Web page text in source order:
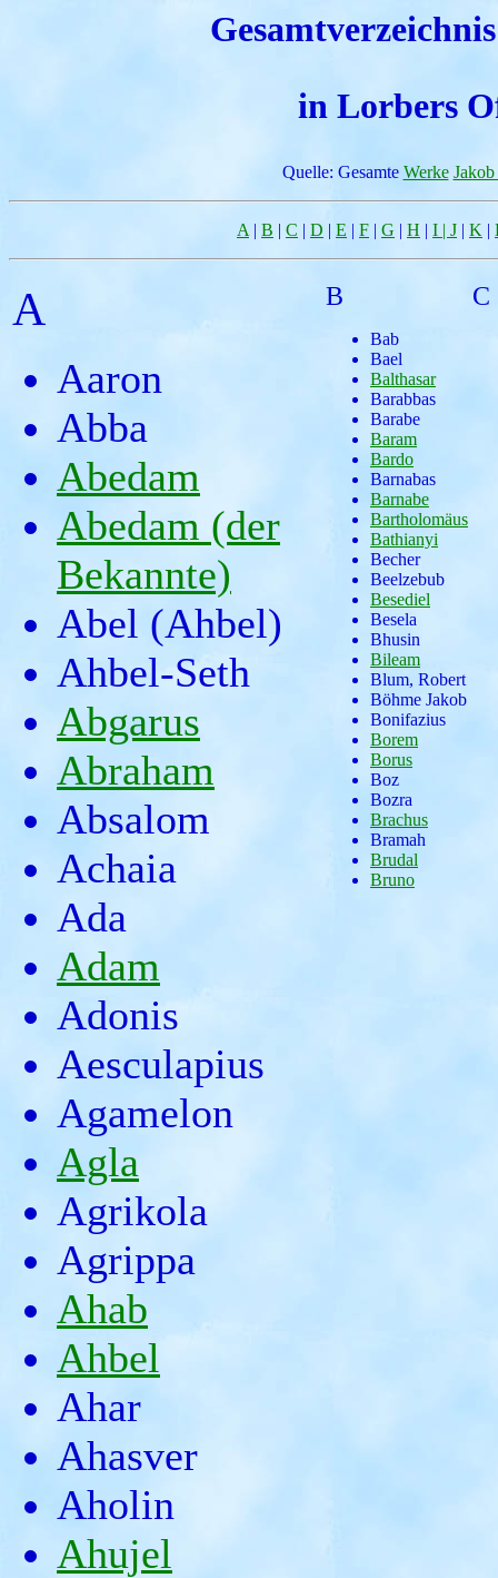
in Lorbers
Quelle: Gesamte Werke
A | B | C | D | E | F | G | H | I | J | K |
A
Aaron
Abba
Abedam
Abedam (der
Bekannte)
Abel (Ahbel)
Ahbel-Seth
Abgarus
Abraham
Absalom
Achaia
Ada
Adam
Adonis
Aesculapius
Agamelon
Agla
Agrikola
Agrippa
Ahab
Ahbel
Ahar
Ahasver
Aholin
Ahujel
B
Bab
Bael
Balthasar
Barabbas
Barabe
Baram
Bardo
Barnabas
Barnabe
Bartholomäus
Bathianyi
Becher
Beelzebub
Besediel
Besela
Bhusin
Bileam
Blum, Robert
Böhme Jakob
Bonifazius
Borem
Borus
Boz
Bozra
Brachus
Bramah
Brudal
Bruno
C